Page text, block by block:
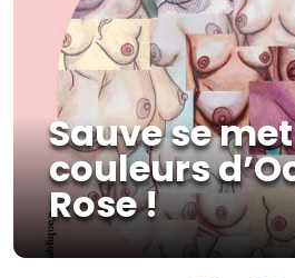
Sauve se
couleurs
Rose !